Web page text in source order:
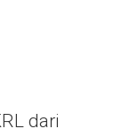
dari